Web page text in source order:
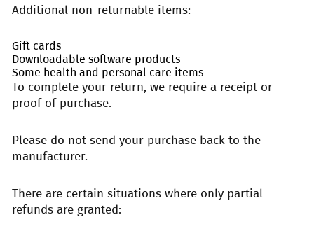
Additional non-returnable items:
Gift cards
Downloadable software products
Some health and personal care items
To complete your return, we require a receipt or
proof of purchase.
Please do not send your purchase back to the
manufacturer.
There are certain situations where only partial
refunds are granted: